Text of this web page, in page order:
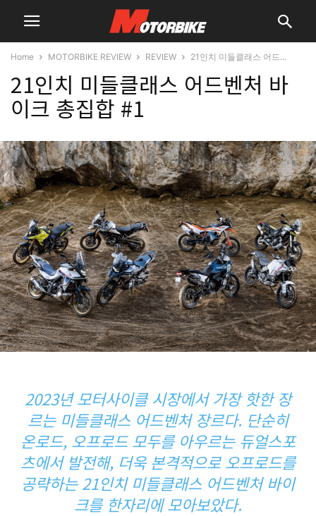
Home MOTORBIKE REVIEW REVIEW 21인치 미들클래스 어드...
21인치 미들클래스 어드벤처 바
이크 총집합 #1
2023년 모터사이클 시장에서 가장 핫한 장
르는 미들클래스 어드벤처 장르다. 단순히
온로드, 오프로드 모두를 아우르는 듀얼스포
츠에서 발전해, 더욱 본격적으로 오프로드를
공략하는 21인치 미들클래스 어드벤처 바이
크를 한자리에 모아보았다.